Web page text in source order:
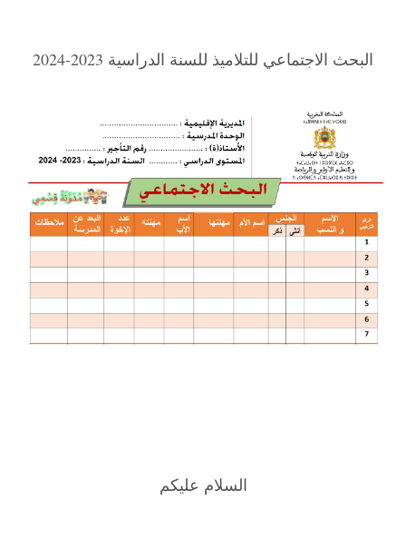
البحث الاجتماعي للتلاميذ للسنة الدراسية 2023-2024
السلام عليكم